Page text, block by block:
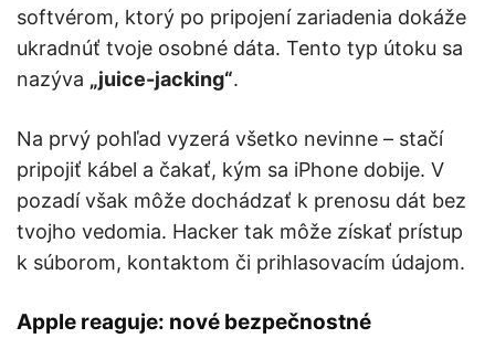
softvérom, ktorý po pripojení zariadenia dokáže
ukradnúť tvoje osobné dáta. Tento typ útoku sa
nazýva „juice-jacking“.
Na prvý pohľad vyzerá všetko nevinne – stačí
pripojiť kábel a čakať, kým sa iPhone dobije. V
pozadí však môže dochádzať k prenosu dát bez
tvojho vedomia. Hacker tak môže získať prístup
k súborom, kontaktom či prihlasovacím údajom.
Apple reaguje: nové bezpečnostné